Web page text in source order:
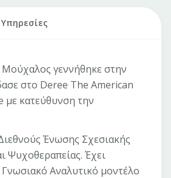
Υπηρεσίες
γεννήθηκε στην
στο Deree The American
με κατεύθυνση την
Ένωσης Σχεσιακής
Ψυχοθεραπείας. Έχει
Γνωσιακό Αναλυτικό μοντέλο